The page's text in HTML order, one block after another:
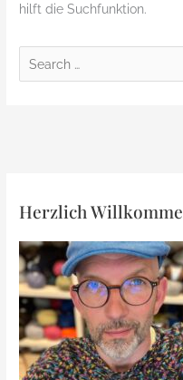
hilft die Suchfunktion.
Suchen
Herzlich